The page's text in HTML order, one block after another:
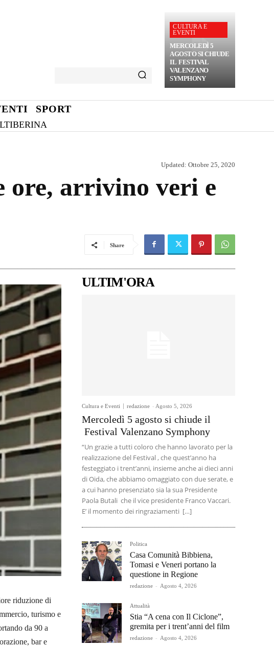
CULTURA E
EVENTI
MERCOLEDÌ 5
AGOSTO SI CHIUDE
IL FESTIVAL
VALENZANO
SYMPHONY
SPORT
Updated: Ottobre 25, 2020
ore, arrivino veri e
Share
riduzione di
turismo e
da 90 a
bar e
ULTIM'ORA
Cultura e Eventi redazione - Agosto 5, 2026
Mercoledì 5 agosto si chiude il
Festival Valenzano Symphony
“Un grazie a tutti coloro che hanno lavorato per la
realizzazione del Festival , che quest’anno ha
festeggiato i trent’anni, insieme anche ai dieci anni
di Oida, che abbiamo omaggiato con due serate, e
a cui hanno presenziato sia la sua Presidente
Paola Butali che il vice presidente Franco Vaccari.
E’ il momento dei ringraziamenti […]
Politica
Casa Comunità Bibbiena,
Tomasi e Veneri portano la
questione in Regione
redazione - Agosto 4, 2026
Attualità
Stia “A cena con Il Ciclone”,
gremita per i trent’anni del film
redazione - Agosto 4, 2026